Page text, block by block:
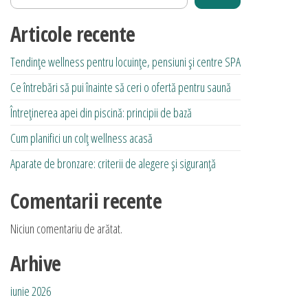
Opțiunile
pot
alese
în
pagina
Articole recente
Tendințe wellness pentru locuințe, pensiuni și centre SPA
Ce întrebări să pui înainte să ceri o ofertă pentru saună
Întreținerea apei din piscină: principii de bază
Cum planifici un colț wellness acasă
Aparate de bronzare: criterii de alegere și siguranță
Comentarii recente
Niciun comentariu de arătat.
Arhive
iunie 2026